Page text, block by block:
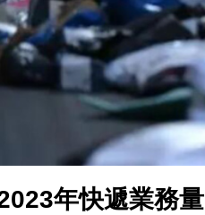
年快遞業務